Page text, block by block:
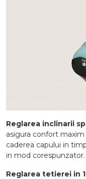
Reglarea inclinarii
asigura confort
caderea capului in
in mod corespunzator.
Reglarea tetierei in